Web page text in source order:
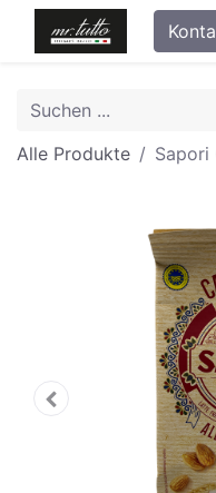
Alle Produkte Sapori